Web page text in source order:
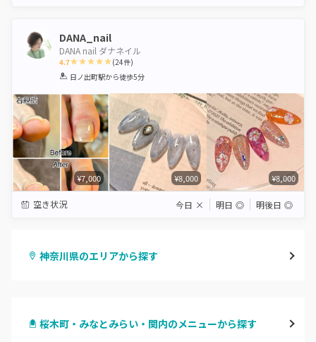
DANA_nail
DANA nail ダナネイル
4.7
1 2 3 4 5
(24件)
日ノ出町駅から徒歩5分
¥7,000 ¥8,000 ¥8,000
空き状況 今日 × 明日 ◎ 明後日 ◎
神奈川県のエリアから探す
川崎
桜木町・みなとみらい・関内のメニューから探す